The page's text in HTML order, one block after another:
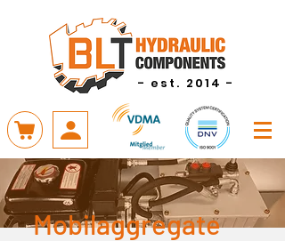
- est. 2014 -
Mobilaggregate